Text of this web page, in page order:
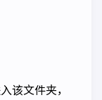
该文件夹，